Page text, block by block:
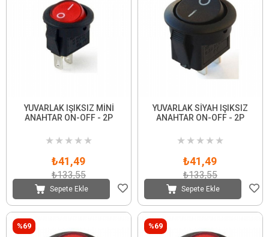
YUVARLAK IŞIKSIZ MİNİ
ANAHTAR ON-OFF - 2P
★ ★ ★ ★ ★
₺41,49
₺133,55
Sepete Ekle
YUVARLAK SİYAH IŞIKSIZ
ANAHTAR ON-OFF - 2P
★ ★ ★ ★ ★
₺41,49
₺133,55
Sepete Ekle
%69 %69